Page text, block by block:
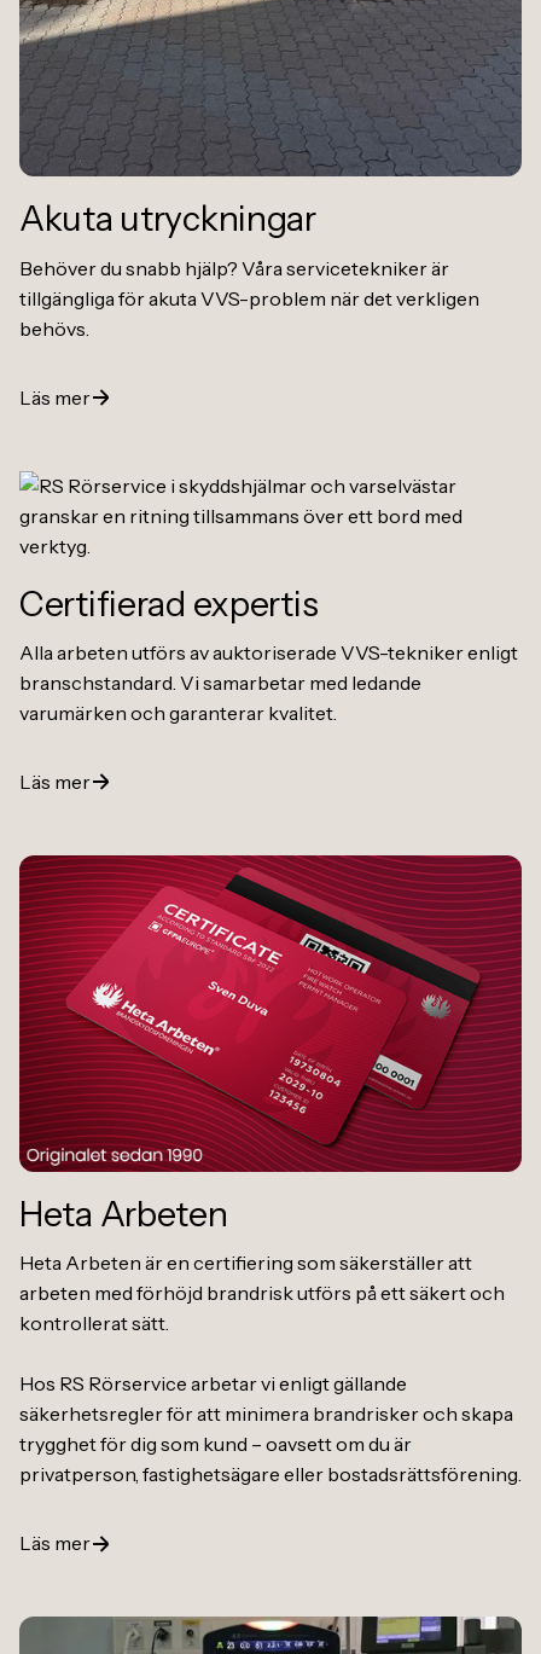
Akuta utryckningar
Behöver du snabb hjälp? Våra servicetekniker är
tillgängliga för akuta VVS-problem när det verkligen
behövs.
Läs mer
Certifierad expertis
Alla arbeten utförs av auktoriserade VVS-tekniker enligt
branschstandard. Vi samarbetar med ledande
varumärken och garanterar kvalitet.
Läs mer
Heta Arbeten
Heta Arbeten är en certifiering som säkerställer att
arbeten med förhöjd brandrisk utförs på ett säkert och
kontrollerat sätt.
Hos RS Rörservice arbetar vi enligt gällande
säkerhetsregler för att minimera brandrisker och skapa
trygghet för dig som kund – oavsett om du är
privatperson, fastighetsägare eller bostadsrättsförening.
Läs mer